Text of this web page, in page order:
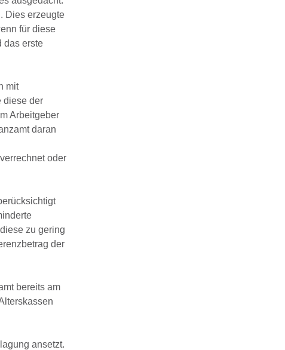
Dies erzeugte
für diese
das erste
mit
diese der
Arbeitgeber
daran
oder
zu gering
der
bereits am
ansetzt.